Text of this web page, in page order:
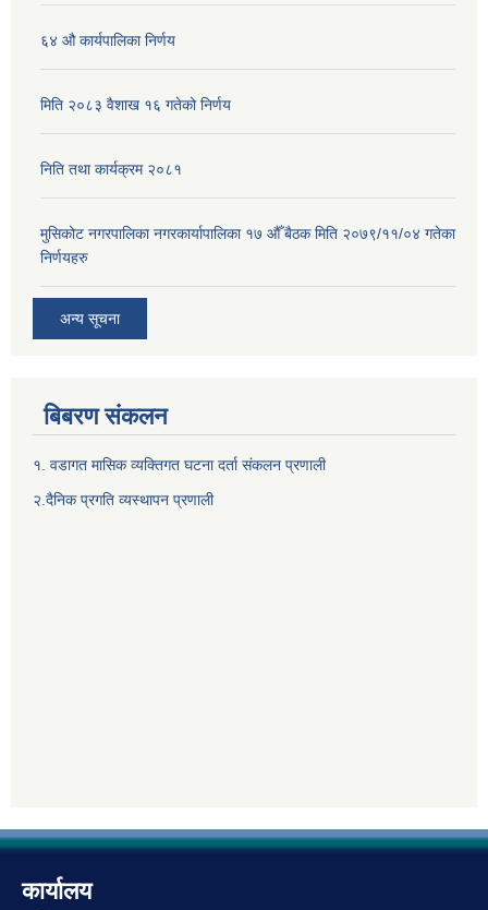
६४ औ कार्यपालिका निर्णय
मिति २०८३ वैशाख १६ गतेको निर्णय
निति तथा कार्यक्रम २०८१
मुसिकोट नगरपालिका नगरकार्यापालिका १७ औँ बैठक मिति २०७९/११/०४ गतेका
निर्णयहरु
अन्य सूचना
बिबरण संकलन
१. वडागत मासिक व्यक्तिगत घटना दर्ता संकलन प्रणाली
२.दैनिक प्रगति व्यस्थापन प्रणाली
कार्यालय